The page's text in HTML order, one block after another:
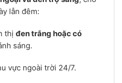
lẫn đêm:
thị đen trắng hoặc có
sáng.
vực ngoài trời 24/7.